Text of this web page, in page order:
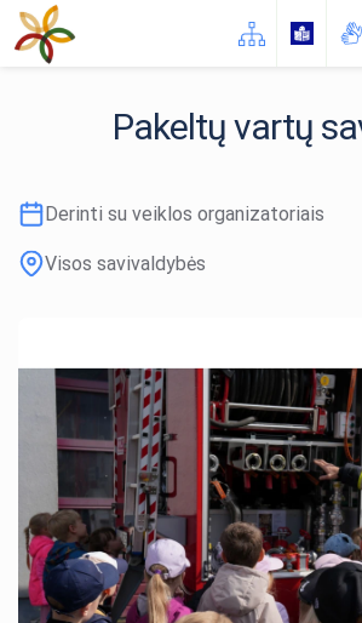
Pakeltų vartų
Derinti su veiklos organizatoriais
Visos savivaldybės